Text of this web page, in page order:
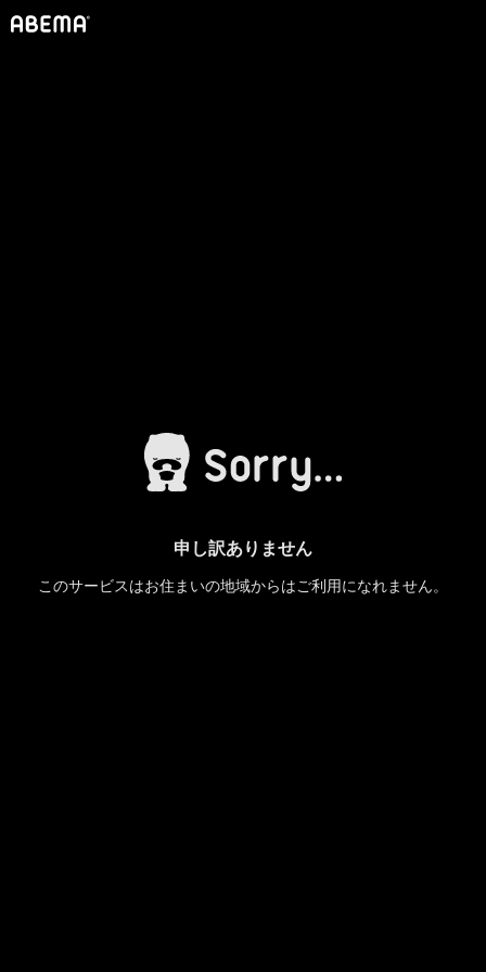
申し訳ありません
このサービスはお住まいの地域からはご利用になれません。